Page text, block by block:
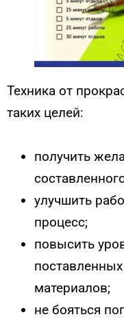
Техника от
таких целей:
получить
улучшить
процесс;
повысить
материалов;
не бояться